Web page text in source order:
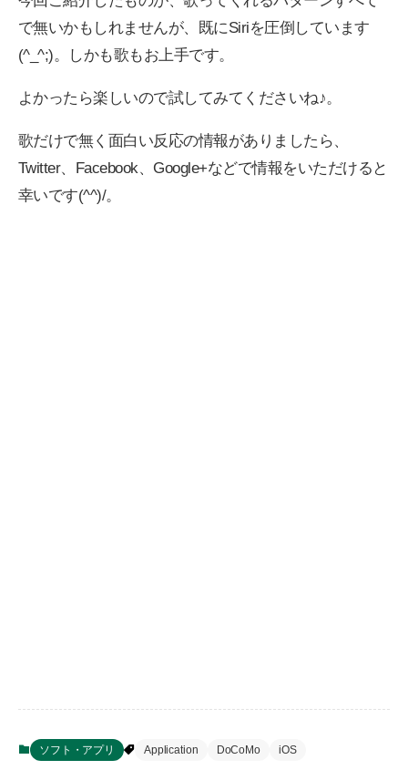
で無いかもしれませんが、既にSiriを圧倒しています
(^_^;)。しかも歌もお上手です。
よかったら楽しいので試してみてくださいね♪。
歌だけで無く面白い反応の情報がありましたら、
Twitter、Facebook、Google+などで情報をいただけると
幸いです(^^)/。
ソフト・アプリ Application DoCoMo iOS